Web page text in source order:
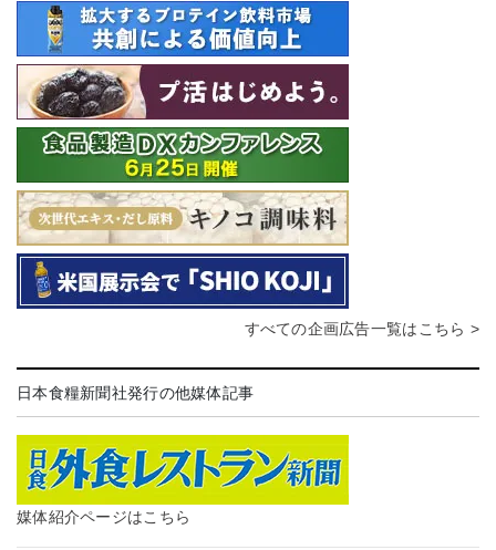
すべての企画広告一覧はこちら >
日本食糧新聞社発行の他媒体記事
媒体紹介ページはこちら